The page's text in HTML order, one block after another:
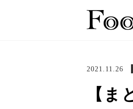
2021.11.26
【